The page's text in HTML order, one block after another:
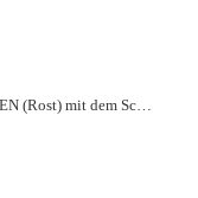
SCHICHTEN und STRUKTUREN (Rost) mit dem Schwerpunkt: großes Format